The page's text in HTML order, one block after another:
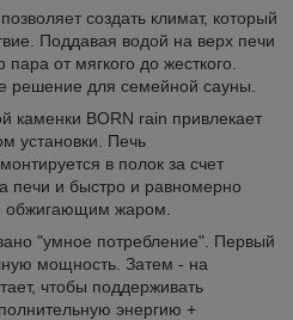
создать климат, который
Поддавая водой на верх печи
от мягкого до жесткого.
решение для семейной сауны.
каменки BORN rain привлекает
установки. Печь
в полок за счет
печи и быстро и равномерно
обжигающим жаром.
"умное потребление". Первый
мощность. Затем - на
чтобы поддерживать
энергию +